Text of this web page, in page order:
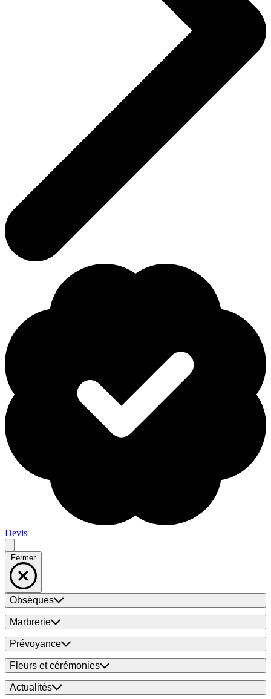
Devis
Fermer
Obsèques
Marbrerie
Prévoyance
Fleurs et cérémonies
Actualités